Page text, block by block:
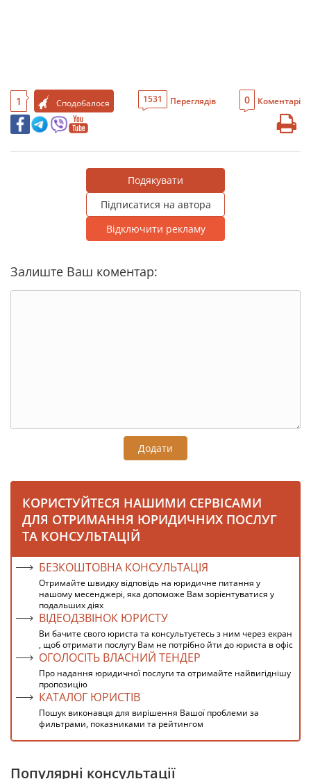
1 Сподобалося 1531 Переглядів 0 Коментарі
Подякувати
Підписатися на автора
Відключити рекламу
Залиште Ваш коментар:
Додати
КОРИСТУЙТЕСЯ НАШИМИ СЕРВІСАМИ
ДЛЯ ОТРИМАННЯ ЮРИДИЧНИХ ПОСЛУГ
ТА КОНСУЛЬТАЦІЙ
БЕЗКОШТОВНА КОНСУЛЬТАЦІЯ
Отримайте швидку відповідь на юридичне питання у
нашому месенджері, яка допоможе Вам зорієнтуватися у
подальших діях
ВІДЕОДЗВІНОК ЮРИСТУ
Ви бачите свого юриста та консультуєтесь з ним через екран
, щоб отримати послугу Вам не потрібно йти до юриста в офіс
ОГОЛОСІТЬ ВЛАСНИЙ ТЕНДЕР
Про надання юридичної послуги та отримайте найвигіднішу
пропозицію
КАТАЛОГ ЮРИСТІВ
Пошук виконавця для вирішення Вашої проблеми за
фильтрами, показниками та рейтингом
Популярні консультації